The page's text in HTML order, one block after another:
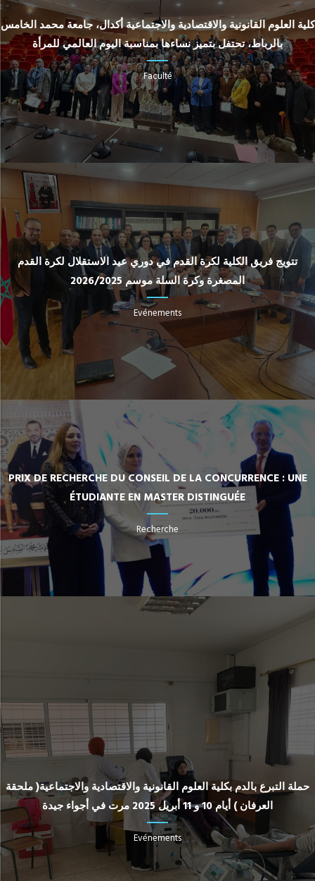
كلية العلوم القانونية والاقتصادية والاجتماعية أكدال، جامعة محمد الخامس
بالرباط، تحتفل بتميز نساءها بمناسبة اليوم العالمي للمرأة
Faculté
تتويج فريق الكلية لكرة القدم في دوري عيد الاستقلال لكرة القدم
المصغرة وكرة السلة موسم 2026/2025
Evénements
PRIX DE RECHERCHE DU CONSEIL DE LA CONCURRENCE : UNE
ÉTUDIANTE EN MASTER DISTINGUÉE
Recherche
حملة التبرع بالدم بكلية العلوم القانونية والاقتصادية والاجتماعية( ملحقة
العرفان ) أيام 10 و 11 أبريل 2025 مرت في أجواء جيدة
Evénements